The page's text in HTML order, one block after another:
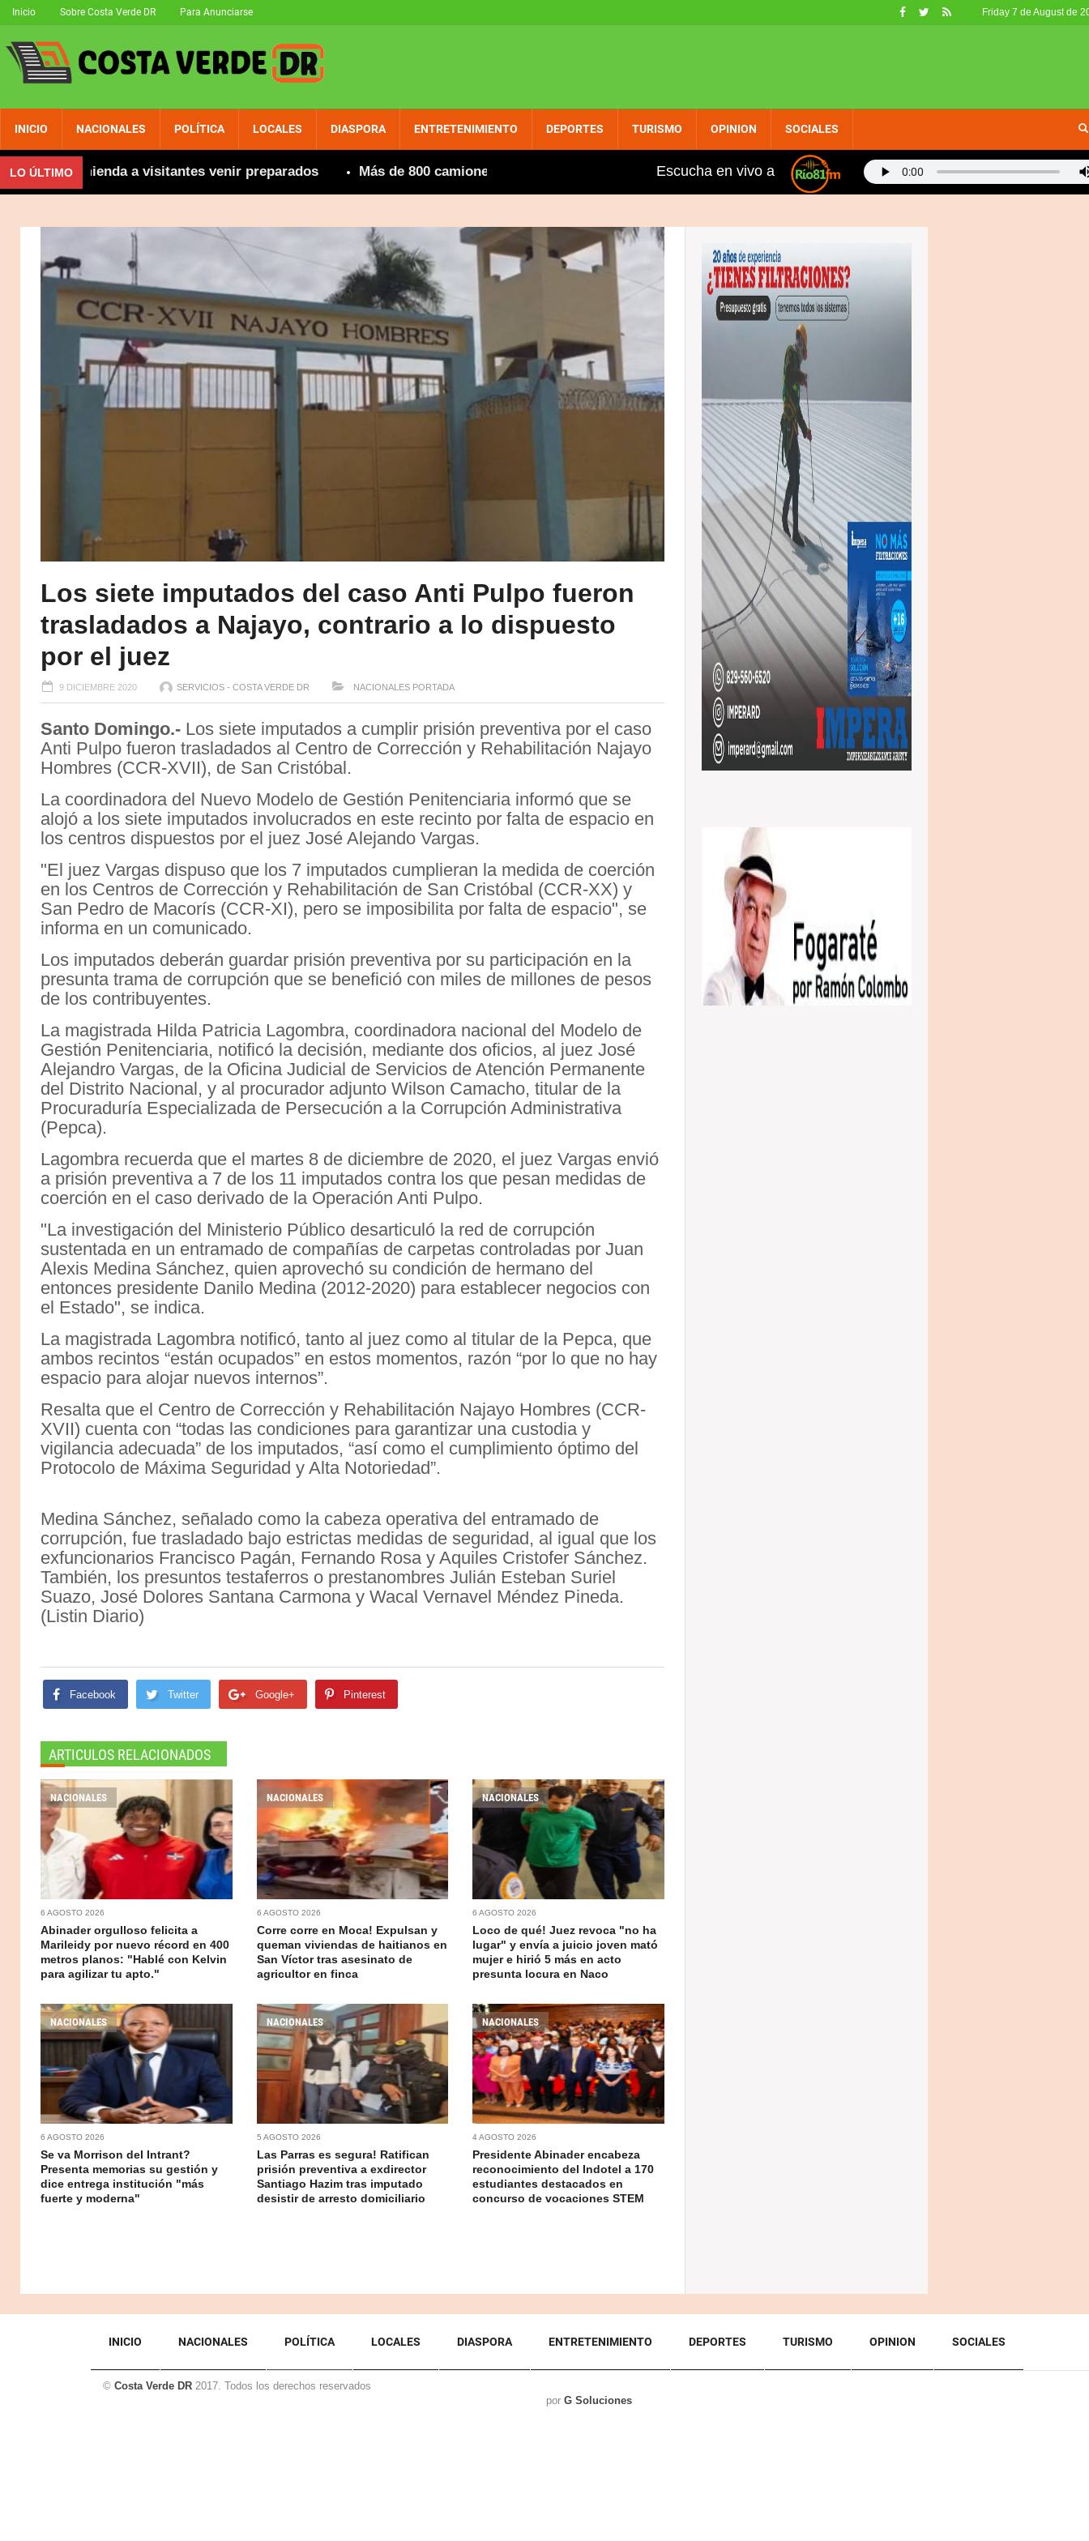
Friday 7 de August de
Inicio Sobre Costa Verde DR Para Anunciarse
INICIO NACIONALES POLÍTICA LOCALES DIASPORA ENTRETENIMIENTO DEPORTES TURISMO OPINION SOCIALES
LO ÚLTIMO
recomienda a visitantes venir preparados Más de 800 camioneros extranjeros, entre ellos varios dominicanos, fueron retirados de circulación en EE. UU. por no
Escucha en vivo a
Los siete imputados del caso Anti Pulpo fueron
trasladados a Najayo, contrario a lo dispuesto
por el juez
9 DICIEMBRE 2020 SERVICIOS - COSTA VERDE DR NACIONALES PORTADA
Santo Domingo.- Los siete imputados a cumplir prisión preventiva por el caso
Anti Pulpo fueron trasladados al Centro de Corrección y Rehabilitación Najayo
Hombres (CCR-XVII), de San Cristóbal.
La coordinadora del Nuevo Modelo de Gestión Penitenciaria informó que se
alojó a los siete imputados involucrados en este recinto por falta de espacio en
los centros dispuestos por el juez José Alejando Vargas.
"El juez Vargas dispuso que los 7 imputados cumplieran la medida de coerción
en los Centros de Corrección y Rehabilitación de San Cristóbal (CCR-XX) y
San Pedro de Macorís (CCR-XI), pero se imposibilita por falta de espacio", se
informa en un comunicado.
Los imputados deberán guardar prisión preventiva por su participación en la
presunta trama de corrupción que se benefició con miles de millones de pesos
de los contribuyentes.
La magistrada Hilda Patricia Lagombra, coordinadora nacional del Modelo de
Gestión Penitenciaria, notificó la decisión, mediante dos oficios, al juez José
Alejandro Vargas, de la Oficina Judicial de Servicios de Atención Permanente
del Distrito Nacional, y al procurador adjunto Wilson Camacho, titular de la
Procuraduría Especializada de Persecución a la Corrupción Administrativa
(Pepca).
Lagombra recuerda que el martes 8 de diciembre de 2020, el juez Vargas envió
a prisión preventiva a 7 de los 11 imputados contra los que pesan medidas de
coerción en el caso derivado de la Operación Anti Pulpo.
"La investigación del Ministerio Público desarticuló la red de corrupción
sustentada en un entramado de compañías de carpetas controladas por Juan
Alexis Medina Sánchez, quien aprovechó su condición de hermano del
entonces presidente Danilo Medina (2012-2020) para establecer negocios con
el Estado", se indica.
La magistrada Lagombra notificó, tanto al juez como al titular de la Pepca, que
ambos recintos “están ocupados” en estos momentos, razón “por lo que no hay
espacio para alojar nuevos internos”.
Resalta que el Centro de Corrección y Rehabilitación Najayo Hombres (CCR-
XVII) cuenta con “todas las condiciones para garantizar una custodia y
vigilancia adecuada” de los imputados, “así como el cumplimiento óptimo del
Protocolo de Máxima Seguridad y Alta Notoriedad”.
Medina Sánchez, señalado como la cabeza operativa del entramado de
corrupción, fue trasladado bajo estrictas medidas de seguridad, al igual que los
exfuncionarios Francisco Pagán, Fernando Rosa y Aquiles Cristofer Sánchez.
También, los presuntos testaferros o prestanombres Julián Esteban Suriel
Suazo, José Dolores Santana Carmona y Wacal Vernavel Méndez Pineda.
(Listin Diario)
Facebook Twitter Google+ Pinterest
ARTICULOS RELACIONADOS
NACIONALES
6 AGOSTO 2026
Abinader orgulloso felicita a
Marileidy por nuevo récord en 400
metros planos: "Hablé con Kelvin
para agilizar tu apto."
NACIONALES
6 AGOSTO 2026
Corre corre en Moca! Expulsan y
queman viviendas de haitianos en
San Víctor tras asesinato de
agricultor en finca
NACIONALES
6 AGOSTO 2026
Loco de qué! Juez revoca "no ha
lugar" y envía a juicio joven mató
mujer e hirió 5 más en acto
presunta locura en Naco
NACIONALES
6 AGOSTO 2026
Se va Morrison del Intrant?
Presenta memorias su gestión y
dice entrega institución "más
fuerte y moderna"
NACIONALES
5 AGOSTO 2026
Las Parras es segura! Ratifican
prisión preventiva a exdirector
Santiago Hazim tras imputado
desistir de arresto domiciliario
NACIONALES
4 AGOSTO 2026
Presidente Abinader encabeza
reconocimiento del Indotel a 170
estudiantes destacados en
concurso de vocaciones STEM
INICIO NACIONALES POLÍTICA LOCALES DIASPORA ENTRETENIMIENTO DEPORTES TURISMO OPINION SOCIALES
© Costa Verde DR 2017. Todos los derechos reservados
por G Soluciones